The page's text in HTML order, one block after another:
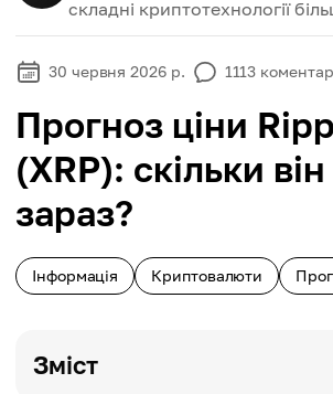
складні криптотехнології
30 червня 2026 р. 1113
Прогноз ціни
(XRP): скільки
зараз?
Інформація Криптовалюти
Зміст